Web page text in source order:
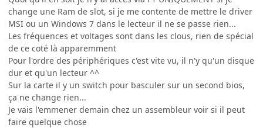
change une Ram de slot, si je me contente de mettre le driver
MSI ou un Windows 7 dans le lecteur il ne se passe rien...
Les fréquences et voltages sont dans les clous, rien de spécial
de ce coté là apparemment
Pour l'ordre des périphériques c'est vite vu, il n'y qu'un disque
dur et qu'un lecteur ^^
Sur la carte il y un switch pour basculer sur un second bios,
ça ne change rien...
Je vais l'emmener demain chez un assembleur voir si il peut
faire quelque chose